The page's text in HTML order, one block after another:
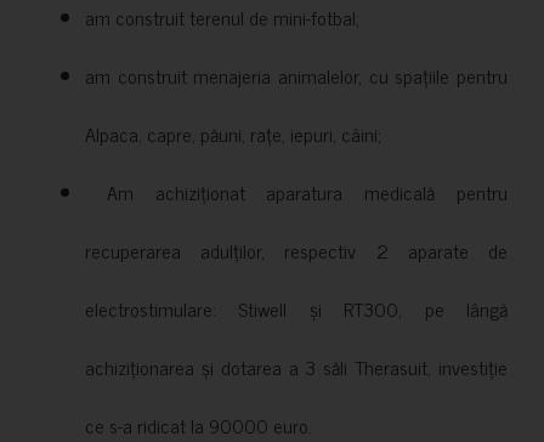
am construit terenul de mini-fotbal;
am construit menajeria animalelor, cu spațiile pentru
Alpaca, capre, păuni, rațe, iepuri, câini;
Am achiziționat aparatura medicală pentru
recuperarea adulților, respectiv 2 aparate de
electrostimulare: Stiwell și RT300, pe lângă
achiziționarea și dotarea a 3 săli Therasuit, investiție
ce s-a ridicat la 90000 euro.